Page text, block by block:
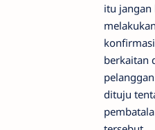
itu
melakukan
berkaitan
dituju